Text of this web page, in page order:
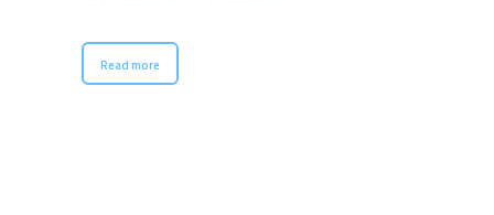
Read more